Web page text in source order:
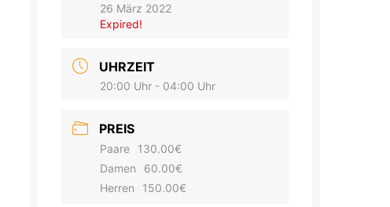
26 März 2022
Expired!
UHRZEIT
20:00 Uhr - 04:00 Uhr
PREIS
Paare
130.00€
Damen
60.00€
Herren
150.00€